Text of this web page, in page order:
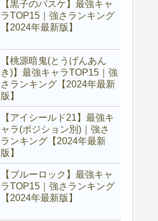
【黒子のバスケ】最強キャ
ラTOP15｜強さランキング
【2024年最新版】
【桃源暗鬼(とうげんあん
き)】最強キャラTOP15｜強
さランキング【2024年最新
版】
【アイシールド21】最強キ
ャラ(ポジション別)｜強さ
ランキング【2024年最新
版】
【ブルーロック】最強キャ
ラTOP15｜強さランキング
【2024年最新版】